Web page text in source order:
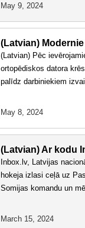
May 9, 2024
(Latvian)
(Latvian) Pēc
ortopēdiskos datora
palīdz darbiniekiem
May 8, 2024
(Latvian) Ar kodu
Inbox.lv, Latvijas
hokeja izlasi ceļā uz
Somijas komandu un
March 15, 2024